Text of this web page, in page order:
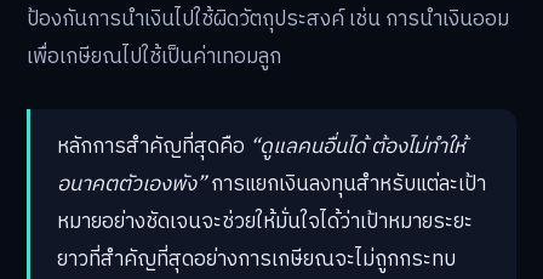
ป้องกันการนำเงินไปใช้ผิดวัตถุประสงค์ เช่น การนำเงินออม
เพื่อเกษียณไปใช้เป็นค่าเทอมลูก
หลักการสำคัญที่สุดคือ “ดูแลคนอื่นได้ ต้องไม่ทำให้
อนาคตตัวเองพัง”การแยกเงินลงทุนสำหรับแต่ละเป้า
หมายอย่างชัดเจนจะช่วยให้มั่นใจได้ว่าเป้าหมายระยะ
ยาวที่สำคัญที่สุดอย่างการเกษียณจะไม่ถูกกระทบ